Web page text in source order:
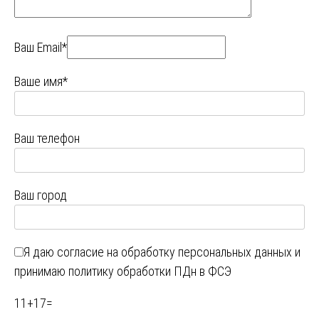
Ваш Email*
Ваше имя*
Ваш телефон
Ваш город
Я даю согласие на обработку персональных данных и
принимаю политику обработки ПДн в ФСЭ
11 +17=